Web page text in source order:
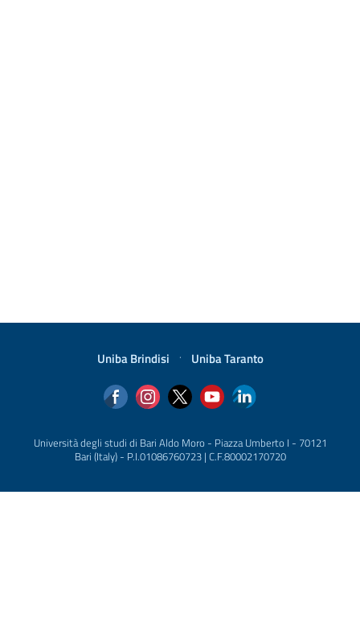
Uniba Brindisi · Uniba Taranto
Università degli studi di Bari Aldo Moro - Piazza Umberto I - 70121
Bari (Italy) - P.I.01086760723 | C.F.80002170720